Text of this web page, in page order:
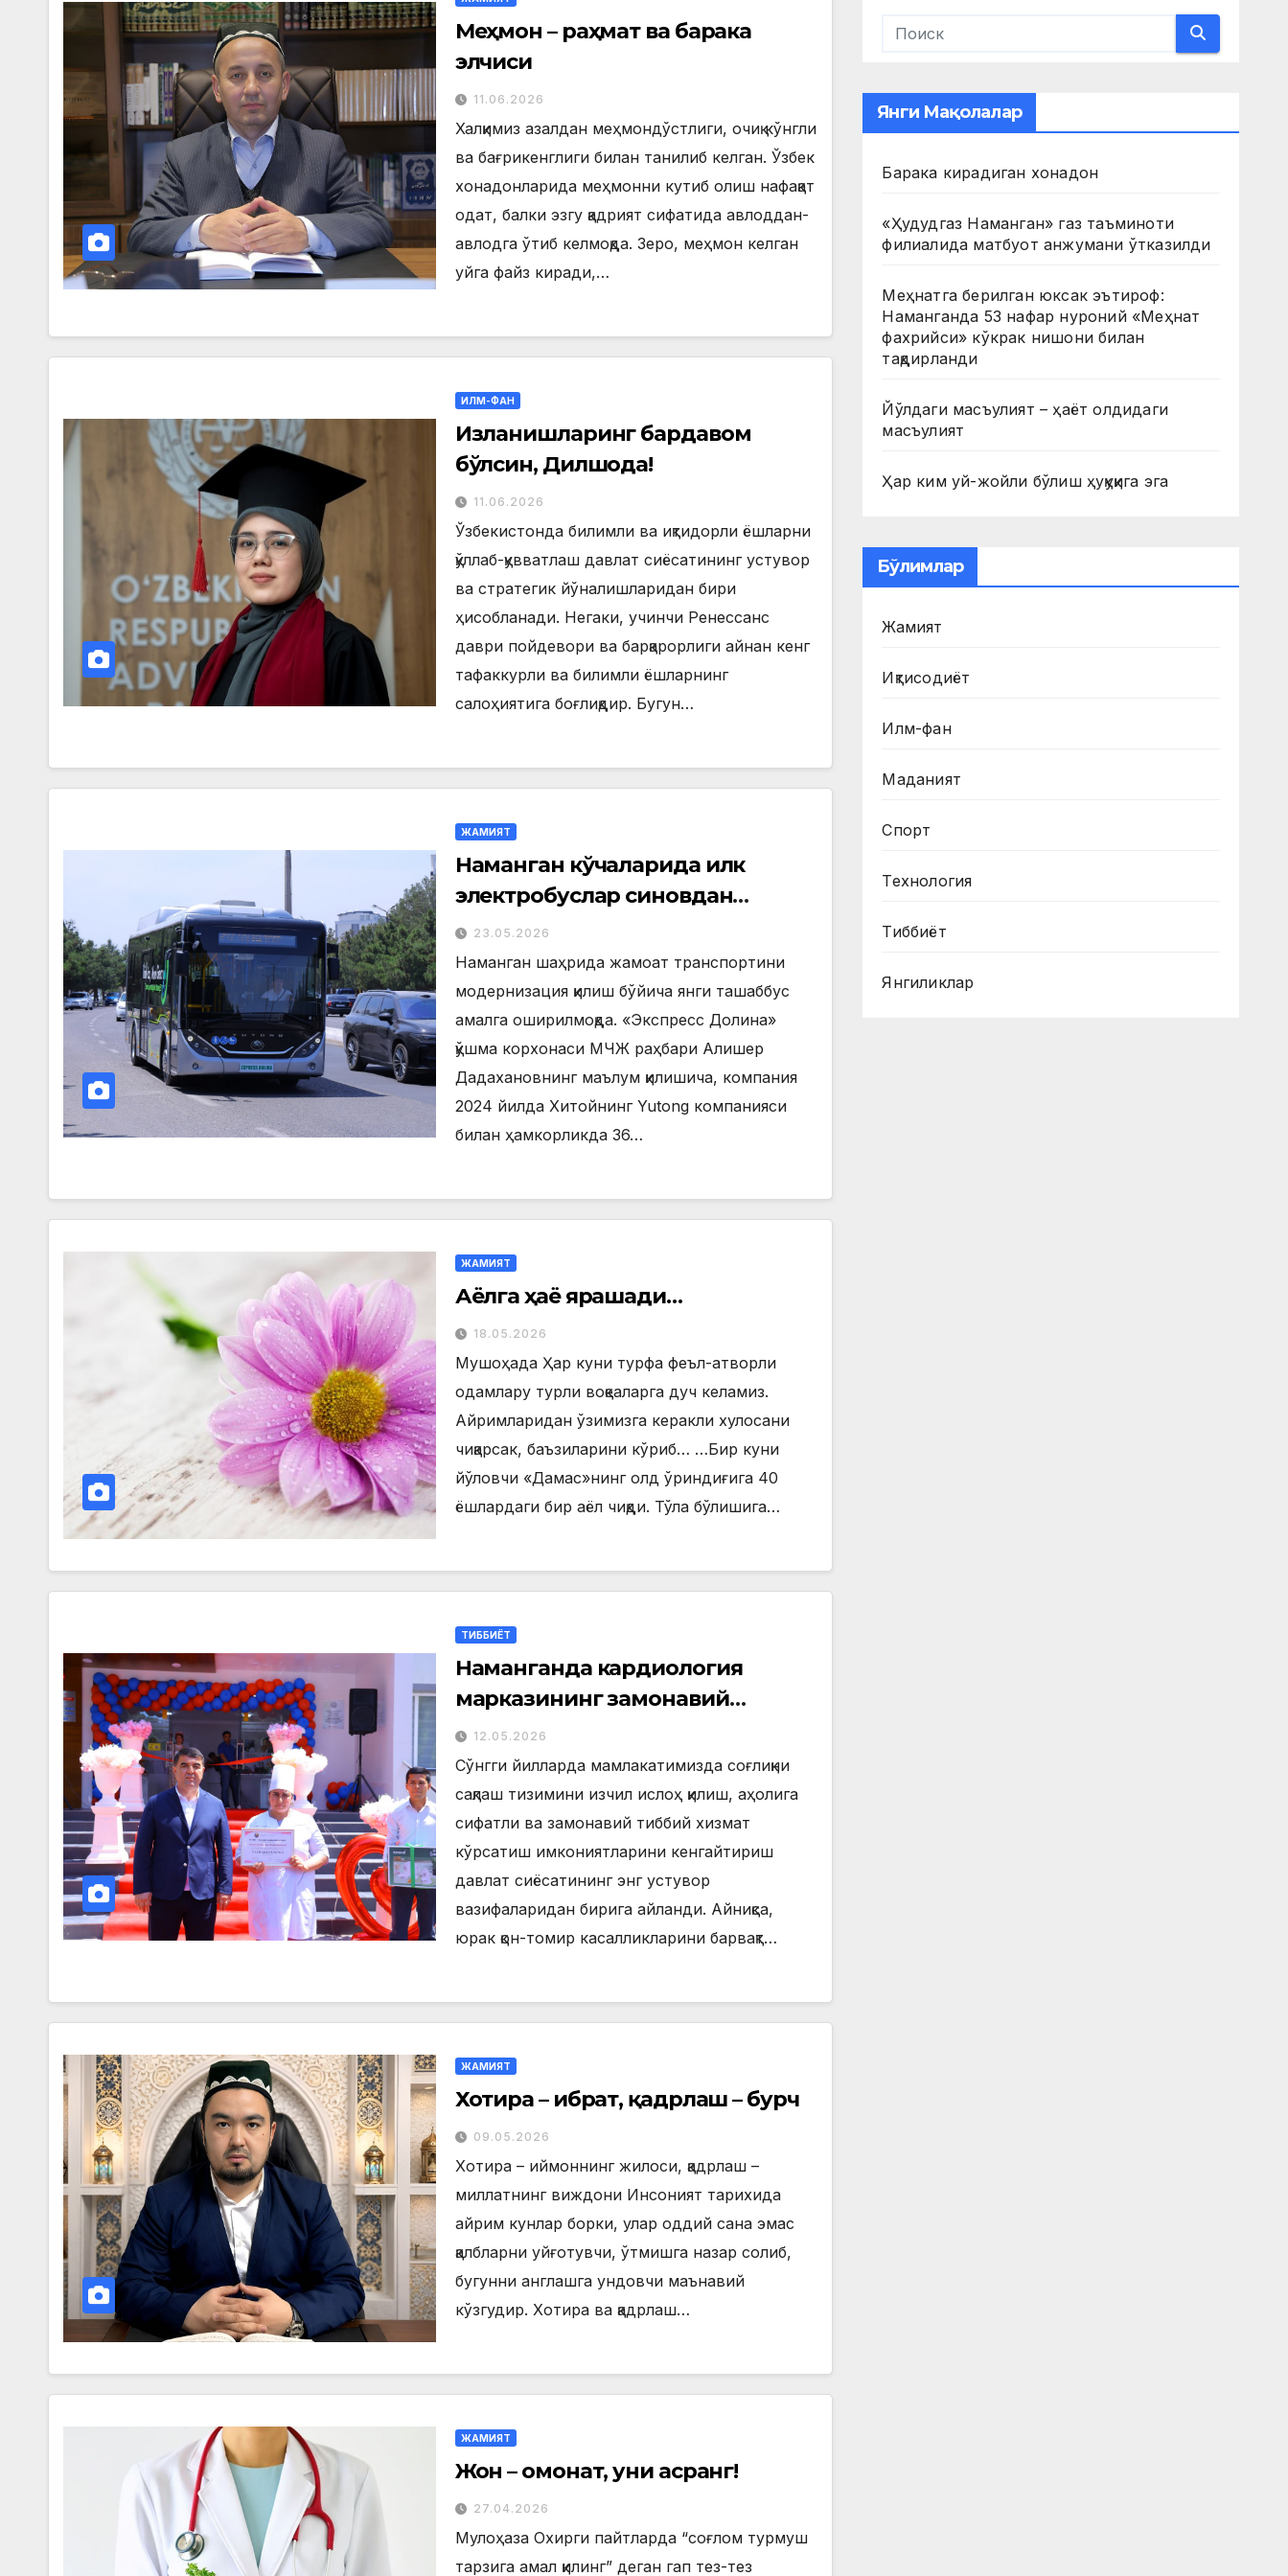
Меҳмон – раҳмат ва барака
элчиси
11.06.2026
Халқимиз азалдан меҳмондўстлиги, очиқ кўнгли
ва бағрикенглиги билан танилиб келган. Ўзбек
хонадонларида меҳмонни кутиб олиш нафақат
одат, балки эзгу қадрият сифатида авлоддан-
авлодга ўтиб келмоқда. Зеро, меҳмон келган
уйга файз киради,…
ИЛМ-ФАН
Изланишларинг бардавом
бўлсин, Дилшода!
11.06.2026
Ўзбекистонда билимли ва иқтидорли ёшларни
қўллаб-қувватлаш давлат сиёсатининг устувор
ва стратегик йўналишларидан бири
ҳисобланади. Негаки, учинчи Ренессанс
даври пойдевори ва барқарорлиги айнан кенг
тафаккурли ва билимли ёшларнинг
салоҳиятига боғлиқдир. Бугун…
ЖАМИЯТ
Наманган кўчаларида илк
электробуслар синовдан
ўтмоқда
23.05.2026
Наманган шаҳрида жамоат транспортини
модернизация қилиш бўйича янги ташаббус
амалга оширилмоқда. «Экспресс Долина»
қўшма корхонаси МЧЖ раҳбари Алишер
Дадахановнинг маълум қилишича, компания
2024 йилда Хитойнинг Yutong компанияси
билан ҳамкорликда 36…
ЖАМИЯТ
Аёлга ҳаё ярашади…
18.05.2026
Мушоҳада Ҳар куни турфа феъл-атворли
одамлару турли воқеаларга дуч келамиз.
Айримларидан ўзимизга керакли хулосани
чиқарсак, баъзиларини кўриб… …Бир куни
йўловчи «Дамас»нинг олд ўриндиғига 40
ёшлардаги бир аёл чиқди. Тўла бўлишига…
ТИББИЁТ
Наманганда кардиология
марказининг замонавий
филиали фойдаланишга
топширилди
12.05.2026
Сўнгги йилларда мамлакатимизда соғлиқни
сақлаш тизимини изчил ислоҳ қилиш, аҳолига
сифатли ва замонавий тиббий хизмат
кўрсатиш имкониятларини кенгайтириш
давлат сиёсатининг энг устувор
вазифаларидан бирига айланди. Айниқса,
юрак қон-томир касалликларини барвақт…
ЖАМИЯТ
Хотира – ибрат, қадрлаш – бурч
09.05.2026
Хотира – иймоннинг жилоси, қадрлаш –
миллатнинг виждони Инсоният тарихида
айрим кунлар борки, улар оддий сана эмас
қалбларни уйғотувчи, ўтмишга назар солиб,
бугунни англашга ундовчи маънавий
кўзгудир. Хотира ва қадрлаш…
ЖАМИЯТ
Жон – омонат, уни асранг!
27.04.2026
Мулоҳаза Охирги пайтларда “соғлом турмуш
тарзига амал қилинг” деган гап тез-тез
Янги Мақолалар
Барака кирадиган хонадон
«Ҳудудгаз Наманган» газ таъминоти
филиалида матбуот анжумани ўтказилди
Меҳнатга берилган юксак эътироф:
Наманганда 53 нафар нуроний «Меҳнат
фахрийси» кўкрак нишони билан
тақдирланди
Йўлдаги масъулият – ҳаёт олдидаги
масъулият
Ҳар ким уй-жойли бўлиш ҳуқуқига эга
Бўлимлар
Жамият
Иқтисодиёт
Илм-фан
Маданият
Спорт
Технология
Тиббиёт
Янгиликлар